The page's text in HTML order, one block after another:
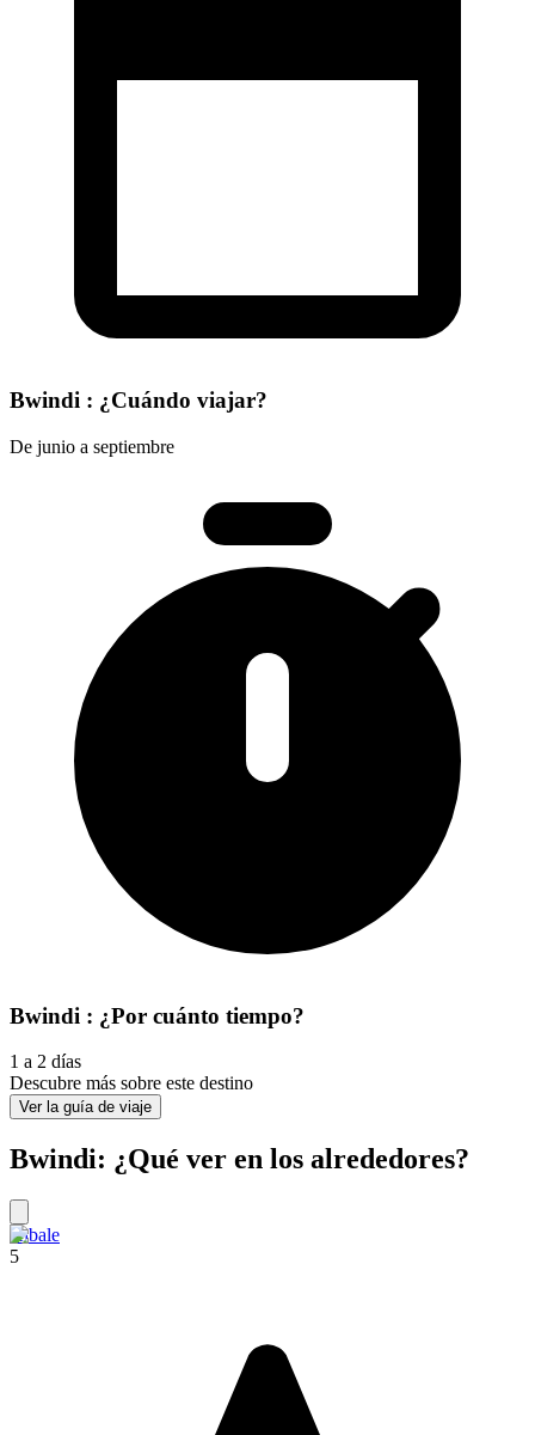
Bwindi : ¿Cuándo viajar?
De junio a septiembre
Bwindi : ¿Por cuánto tiempo?
1 a 2 días
Descubre más sobre este destino
Ver la guía de viaje
Bwindi: ¿Qué ver en los alrededores?
Kibale
5